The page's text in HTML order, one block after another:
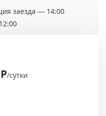
заезда — 14:00
Р/сутки